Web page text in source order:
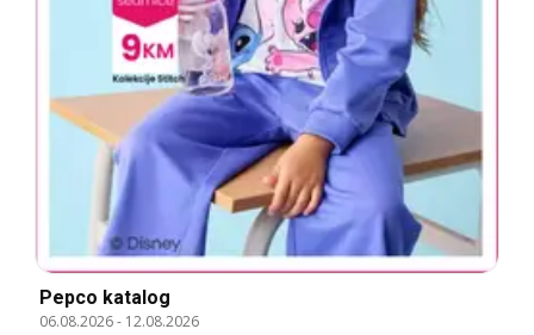
Pepco katalog
06.08.2026- 12.08.2026